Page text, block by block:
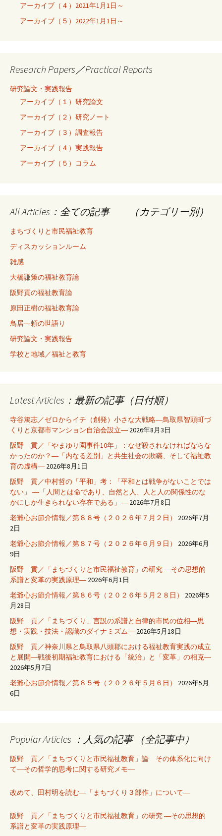
アーカイブ（４）2021年1月1日～
アーカイブ（５）2022年1月1日～
Research Papers／Practical Reports
研究論文・実践報告
アーカイブ（１）研究論文
アーカイブ（２）研究ノート
アーカイブ（３）調査報告
アーカイブ（４）実践報告
アーカイブ（５）コラム
All Articles：全ての記事 （カテゴリー別）
まちづくりと市民福祉教育
ディスカッションルーム
雑感
大橋謙策の福祉教育論
阪野貢の福祉教育論
原田正樹の福祉教育論
鳥居一頼の世語り
研究論文・実践報告
学校と地域／福祉と教育
Latest Articles：最新の記事（日付順）
寺谷篤志／ゼロからイチ（創発）小さな大戦略―鳥取県智頭町づ
くりと京都市マンション自治会設立― 2026年8月3日
阪野 貢／「やまゆり園事件10年」：なぜ殺されなければならな
かったのか？―「内なる差別」と共生社会の欺瞞、そして福祉教
育の虚構― 2026年8月1日
阪野 貢／中村哲の「平和」考：「平和とは戦争がないことでは
ない」 ―「人間とは命であり、自然と人、人と人の関係性のな
かにしか生きられない存在である」― 2026年7月8日
老爺心お節介情報／第８８号（２０２６年７月２日）
2026年7月
2日
老爺心お節介情報／第８７号（２０２６年６月９日）
2026年6月
9日
阪野 貢／「まちづくりと市民福祉教育」の研究 ―その思想的
系譜と変革の実践原理― 2026年6月1日
老爺心お節介情報／第８６号（２０２６年５月２８日）
2026年5
月28日
阪野 貢／「まちづくり」言説の系譜と自律的市民の位相―思
想・実践・技法・認識のダイナミズム― 2026年5月18日
阪野 貢／神奈川県と鳥取県八頭郡における福祉教育実践の成立
と展開―戦後初期福祉教育における「統治」と「変革」の相克―
2026年5月7日
老爺心お節介情報／第８５号（２０２６年５月６日）
2026年5月
6日
Popular Articles ：人気の記事 （全記事中）
阪野 貢／「まちづくりと市民福祉教育」論 その体系化に向け
て―その哲学的思考に関する研究メモ―
改めて、田村明を読む―「まちづくり３部作」について―
阪野 貢／「まちづくりと市民福祉教育」の研究 ―その思想的
系譜と変革の実践原理―